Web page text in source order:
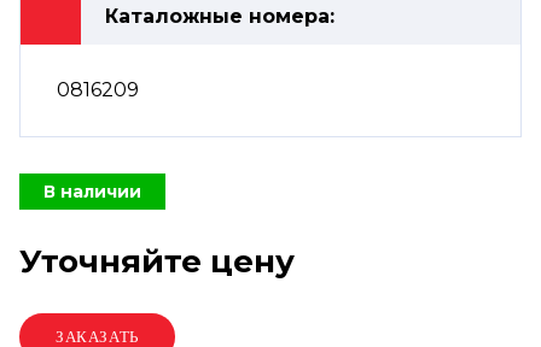
Каталожные номера:
0816209
В наличии
Уточняйте цену